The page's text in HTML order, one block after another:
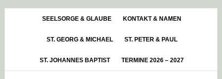
HauptsidebarSEELSORGE & GLAUBE KONTAKT & NAMEN
ST. GEORG & MICHAEL ST. PETER & PAUL
ST. JOHANNES BAPTIST TERMINE 2026 – 2027